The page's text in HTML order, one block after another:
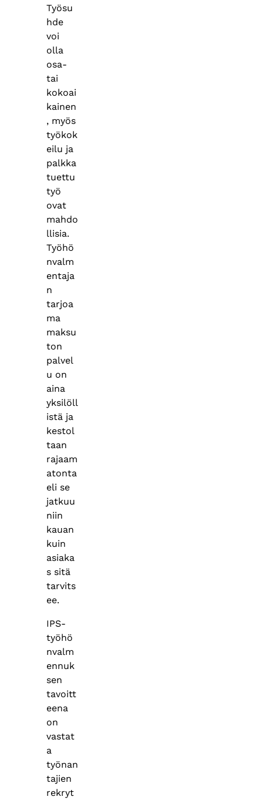
Työsu
hde
voi
olla
osa-
tai
kokoai
kainen
, myös
työkok
eilu ja
palkka
tuettu
työ
ovat
mahdo
llisia.
Työhö
nvalm
entaja
n
tarjoa
ma
maksu
ton
palvel
u on
aina
yksilöll
istä ja
kestol
taan
rajaam
atonta
eli se
jatkuu
niin
kauan
kuin
asiaka
s sitä
tarvits
ee.
IPS-
työhö
nvalm
ennuk
sen
tavoitt
eena
on
vastat
a
työnan
tajien
rekryt